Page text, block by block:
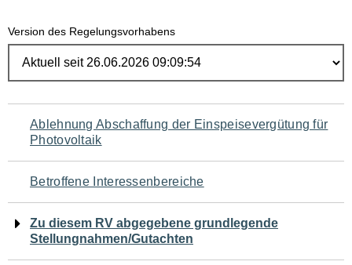
Version des Regelungsvorhabens
Navigation
für
den
Seiteninhalt
Ablehnung Abschaffung der Einspeisevergütung für
Photovoltaik
Betroffene Interessenbereiche
Zu diesem RV abgegebene grundlegende
Stellungnahmen/Gutachten